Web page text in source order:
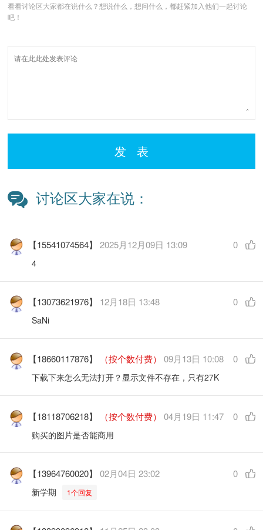
看看讨论区大家都在说什么？想说什么，想问什么，都赶紧加入他们一起讨论
吧！
发 表
讨论区大家在说：
【15541074564】2025月12月09日 13:09 0
4
【13073621976】 12月18日 13:48 0
SaNi
【18660117876】 （按个数付费） 09月13日 10:08 0
下载下来怎么无法打开？显示文件不存在，只有27K
【18118706218】 （按个数付费） 04月19日 11:47 0
购买的图片是否能商用
【13964760020】02月04日 23:02 0
新学期 1个回复